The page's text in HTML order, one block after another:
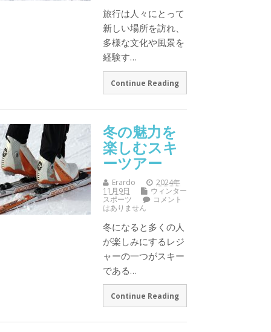
旅行は人々にとって
新しい場所を訪れ、
多様な文化や風景を
経験す…
Continue Reading
冬の魅力を
楽しむスキ
ーツアー
Erardo
2024年
11月9日
ウィンター
スポーツ
コメント
はありません
冬になると多くの人
が楽しみにするレジ
ャーの一つがスキー
である…
Continue Reading